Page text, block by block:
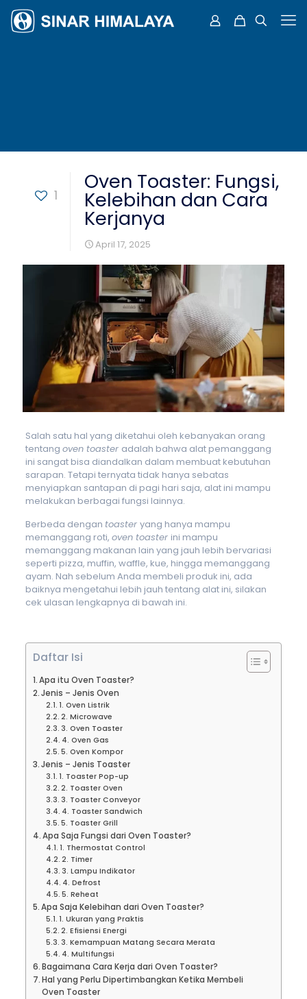
1
Oven Toaster: Fungsi,
Kelebihan dan Cara
Kerjanya
April 17, 2025
Salah satu hal yang diketahui oleh kebanyakan orang
tentang oven toaster adalah bahwa alat pemanggang
ini sangat bisa diandalkan dalam membuat kebutuhan
sarapan. Tetapi ternyata tidak hanya sebatas
menyiapkan santapan di pagi hari saja, alat ini mampu
melakukan berbagai fungsi lainnya.
Berbeda dengan toaster yang hanya mampu
memanggang roti, oven toaster ini mampu
memanggang makanan lain yang jauh lebih bervariasi
seperti pizza, muffin, waffle, kue, hingga memanggang
ayam. Nah sebelum Anda membeli produk ini, ada
baiknya mengetahui lebih jauh tentang alat ini, silakan
cek ulasan lengkapnya di bawah ini.
Daftar Isi
Apa itu Oven Toaster?
Jenis – Jenis Oven
1. Oven Listrik
2. Microwave
3. Oven Toaster
4. Oven Gas
5. Oven Kompor
Jenis – Jenis Toaster
1. Toaster Pop-up
2. Toaster Oven
3. Toaster Conveyor
4. Toaster Sandwich
5. Toaster Grill
Apa Saja Fungsi dari Oven Toaster?
1. Thermostat Control
2. Timer
3. Lampu Indikator
4. Defrost
5. Reheat
Apa Saja Kelebihan dari Oven Toaster?
1. Ukuran yang Praktis
2. Efisiensi Energi
3. Kemampuan Matang Secara Merata
4. Multifungsi
Bagaimana Cara Kerja dari Oven Toaster?
Hal yang Perlu Dipertimbangkan Ketika Membeli
Oven Toaster